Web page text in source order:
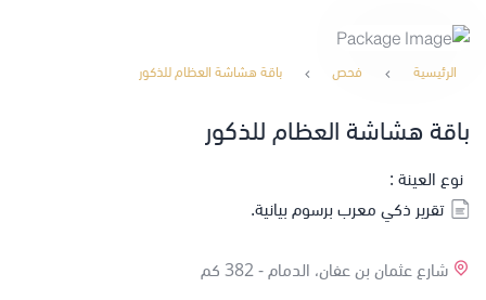
الرئيسية فحص باقة هشاشة العظام للذكور
باقة هشاشة العظام للذكور
نوع العينة :
تقرير ذكي معرب برسوم بيانية.
شارع عثمان بن عفان، الدمام -382 كم